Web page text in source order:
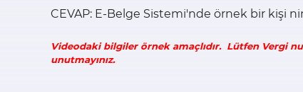
CEVAP: E-Belge Sistemi'nde örnek bir kişi
Videodaki bilgiler örnek amaçlıdır. Lütfen Vergi
unutmayınız.